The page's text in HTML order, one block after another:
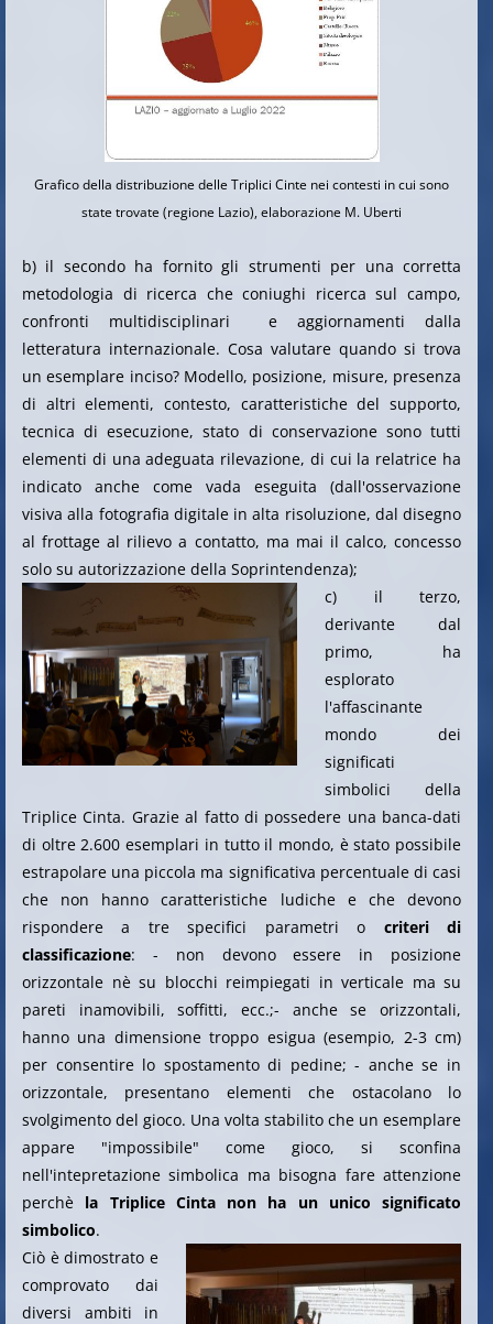
Grafico della distribuzione delle Triplici Cinte nei contesti in cui sono
state trovate (regione Lazio), elaborazione M. Uberti
b) il secondo ha fornito gli strumenti per una corretta
metodologia di ricerca che coniughi ricerca sul campo,
confronti multidisciplinari e aggiornamenti dalla
letteratura internazionale. Cosa valutare quando si trova
un esemplare inciso? Modello, posizione, misure, presenza
di altri elementi, contesto, caratteristiche del supporto,
tecnica di esecuzione, stato di conservazione sono tutti
elementi di una adeguata rilevazione, di cui la relatrice ha
indicato anche come vada eseguita (dall'osservazione
visiva alla fotografia digitale in alta risoluzione, dal disegno
al frottage al rilievo a contatto, ma mai il calco, concesso
solo su autorizzazione della Soprintendenza);
c) il terzo,
derivante dal
primo, ha
esplorato
l'affascinante
mondo dei
significati
simbolici della
Triplice Cinta. Grazie al fatto di possedere una banca-dati
di oltre 2.600 esemplari in tutto il mondo, è stato possibile
estrapolare una piccola ma significativa percentuale di casi
che non hanno caratteristiche ludiche e che devono
rispondere a tre specifici parametri o criteri di
classificazione: - non devono essere in posizione
orizzontale nè su blocchi reimpiegati in verticale ma su
pareti inamovibili, soffitti, ecc.;- anche se orizzontali,
hanno una dimensione troppo esigua (esempio, 2-3 cm)
per consentire lo spostamento di pedine; - anche se in
orizzontale, presentano elementi che ostacolano lo
svolgimento del gioco. Una volta stabilito che un esemplare
appare "impossibile" come gioco, si sconfina
nell'intepretazione simbolica ma bisogna fare attenzione
perchè la Triplice Cinta non ha un unico significato
simbolico.
Ciò è dimostrato e
comprovato dai
diversi ambiti in